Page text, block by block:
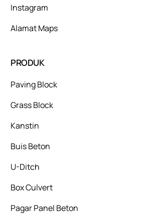
Instagram
Alamat Maps
PRODUK
Paving Block
Grass Block
Kanstin
Buis Beton
U-Ditch
Box Culvert
Pagar Panel Beton